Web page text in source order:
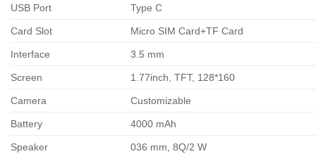
USB Port Type C
Card Slot Micro SIM Card+TF Card
Interface 3.5 mm
Screen 1.77inch, TFT, 128*160
Camera Customizable
Battery 4000 mAh
Speaker 036 mm, 8Q/2 W